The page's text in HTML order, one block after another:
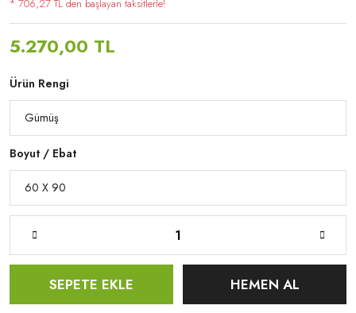
* 706,27 TL den başlayan taksitlerle!
5.270,00 TL
Ürün Rengi
Boyut / Ebat
SEPETE EKLE HEMEN AL